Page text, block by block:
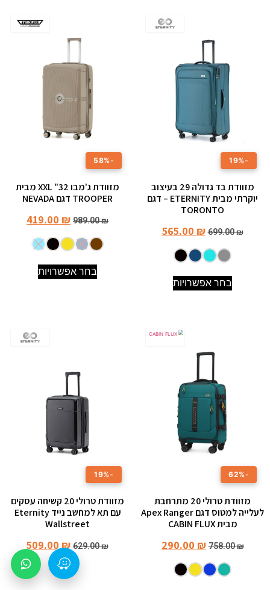
-19%
מזוודת בד גדולה ‎29 בעיצוב
יוקרתי מבית ETERNITY – דגם
TORONTO
699.00₪
565.00 ₪
בחר אפשרויות
-58%
מזוודת ג'מבו 32" XXL מבית
TROOPER דגם NEVADA
989.00₪
419.00 ₪
בחר אפשרויות
-62%
מזוודת טרולי 20 מתרחבת
לעלייה למטוס דגם Apex Ranger
מבית CABIN FLUX
758.00₪
290.00 ₪
-19%
מזוודת טרולי 20 קשיחה עסקים
עם תא למחשב נייד Eternity
Wallstreet
629.00₪
509.00₪